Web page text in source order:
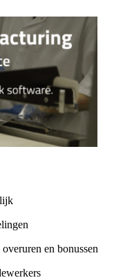
en bonussen